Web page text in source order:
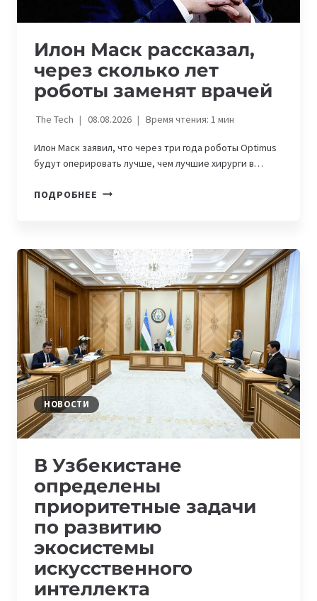
Илон Маск рассказал,
через сколько лет
роботы заменят врачей
The Tech 08.08.2026 Время чтения: 1мин
Илон Маск заявил, что через три года роботы Optimus
будут оперировать лучше, чем лучшие хирурги в…
ПОДРОБНЕЕ ИЛОН
СКОЛЬКО
ЛЕТ
РОБОТЫ
ЗАМЕНЯТ
ВРАЧЕЙ
НОВОСТИ
В Узбекистане
определены
приоритетные задачи
по развитию
экосистемы
искусственного
интеллекта